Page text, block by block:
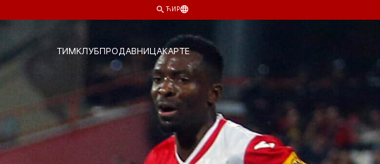
ЋИР
ТИМКЛУБПРОДАВНИЦАКАРТЕ